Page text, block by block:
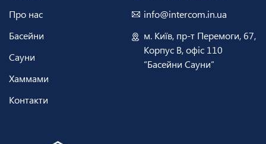
Про нас
Басейни
Сауни
Хаммами
Контакти
info@intercom.in.ua
м. Київ, пр-т Перемоги, 67,
Корпус В, офіс 110
“Басейни Сауни”